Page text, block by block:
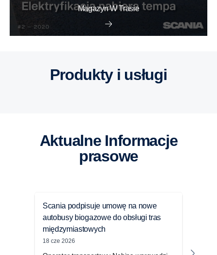
Magazyn W Trasie
Produkty i usługi
aktualne Informacje
prasowe
Scania podpisuje umowę na nowe
autobusy biogazowe do obsługi tras
międzymiastowych
18 cze 2026